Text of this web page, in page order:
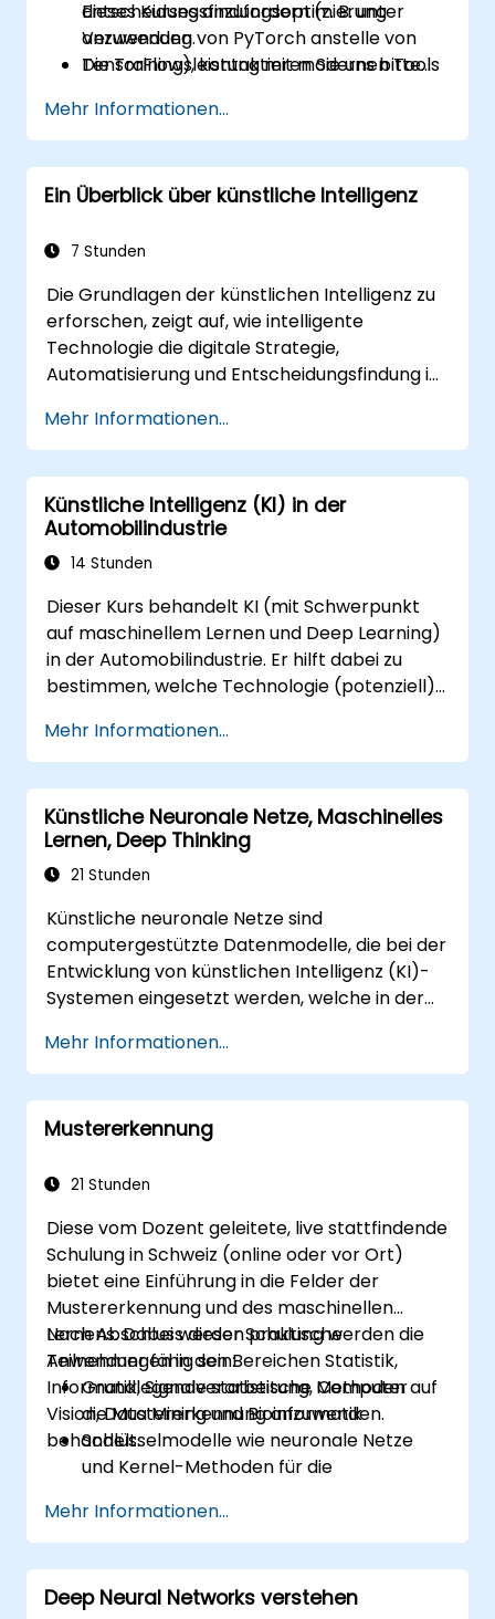
Entscheidungsfindungsoptimierung
anzuwenden.
Die Trainingsleistung mit modernen Tools
optimieren.
dieses Kurses anzufordern (z. B. unter
Verwendung von PyTorch anstelle von
TensorFlow), kontaktieren Sie uns bitte
Mehr Informationen...
Ein Überblick über künstliche Intelligenz
7 Stunden
Die Grundlagen der künstlichen Intelligenz zu
erforschen, zeigt auf, wie intelligente
Technologie die digitale Strategie,
Automatisierung und Entscheidungsfindung in
Behandelt Kernkonzepte aus KI-Geschichte,
Problemlösungsrahmenwerken,
Wissensrepräsentation, unsicherer
Schlussfolgerung und Lernparadigmen sowie
Kommunikation, Wahrnehmung und
autonomes Handeln. Führt Geschäftsleiter
Transformationsmöglichkeiten zu bewerten,
neue Technologietrends zu analysieren und
praktische intelligente Lösungen zu
integrieren, um die unternehmerische Agilität
zu steigern.
Mehr Informationen...
Künstliche Intelligenz (KI) in der
Automobilindustrie
14 Stunden
Dieser Kurs behandelt KI (mit Schwerpunkt
auf maschinellem Lernen und Deep Learning)
in der Automobilindustrie. Er hilft dabei zu
bestimmen, welche Technologie (potenziell)
eingesetzt werden kann: von einfacher
Automatisierung und Bilderkennung bis hin zu
autonomen Entscheidungsprozessen.
Mehr Informationen...
Künstliche Neuronale Netze, Maschinelles
Lernen, Deep Thinking
21 Stunden
Künstliche neuronale Netze sind
computergestützte Datenmodelle, die bei der
Entwicklung von künstlichen Intelligenz (KI)-
Systemen eingesetzt werden, welche in der
auszuführen. Neuronale Netze kommen häufig
in Anwendungen des Maschinellen Lernens
(ML) zum Einsatz, das selbst eine
Implementierungsmöglichkeit der KI darstellt.
Mehr Informationen...
Mustererkennung
21 Stunden
Diese vom Dozent geleitete, live stattfindende
Schulung in Schweiz (online oder vor Ort)
bietet eine Einführung in die Felder der
Mustererkennung und des maschinellen
Lernens. Dabei werden praktische
Anwendungen in den Bereichen Statistik,
Informatik, Signalverarbeitung, Computer
Vision, Data Mining und Bioinformatik
behandelt.
Nach Abschluss dieser Schulung werden die
Teilnehmer fähig sein:
Grundlegende statistische Methoden auf
die Mustererkennung anzuwenden.
Schlüsselmodelle wie neuronale Netze
und Kernel-Methoden für die
Fortschrittliche Techniken zur Lösung
komplexer Probleme zu implementieren.
Die Vorhersagegenauigkeit durch die
Kombination verschiedener Modelle zu
Mehr Informationen...
Deep Neural Networks verstehen